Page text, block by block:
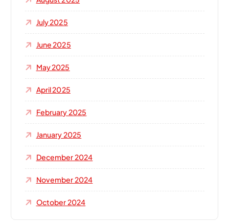
July 2025
June 2025
May 2025
April 2025
February 2025
January 2025
December 2024
November 2024
October 2024